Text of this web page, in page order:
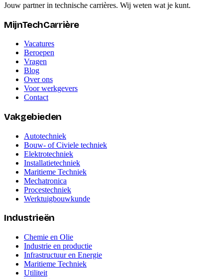
Jouw partner in technische carrières. Wij weten wat je kunt.
MijnTechCarrière
Vacatures
Beroepen
Vragen
Blog
Over ons
Voor werkgevers
Contact
Vakgebieden
Autotechniek
Bouw- of Civiele techniek
Elektrotechniek
Installatietechniek
Maritieme Techniek
Mechatronica
Procestechniek
Werktuigbouwkunde
Industrieën
Chemie en Olie
Industrie en productie
Infrastructuur en Energie
Maritieme Techniek
Utiliteit